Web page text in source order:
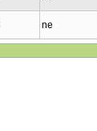
ne